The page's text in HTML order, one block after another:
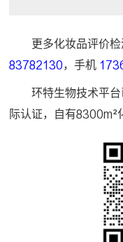
更多化妆品评价
83782130，手机
环特生物技术平
际认证，自有8300m²